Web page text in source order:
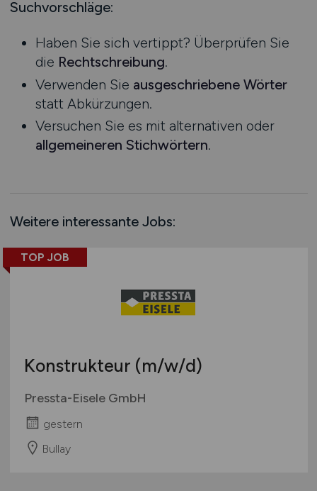
Biologie
mehr
Technik
Agrarwirtschaft / Landwirschaft
Anlagenbau
Audiotechnik
Automatisierungstechnik
Ausbildung / Studium
Praktikum
Mecklenburg-Vorpommern
Nordrhein-Westfalen
Rheinland-Pfalz
Saarland
Sachsen
Sachsen-Anhalt
Schleswig-Holstein
Schweiz
Europa
International
Suchvorschläge:
Haben Sie sich vertippt? Überprüfen Sie
die Rechtschreibung.
Verwenden Sie ausgeschriebene Wörter
statt Abkürzungen.
Versuchen Sie es mit alternativen oder
allgemeineren Stichwörtern.
Weitere interessante Jobs:
TOP JOB
Konstrukteur (m/w/d)
Pressta-Eisele GmbH
gestern
Bullay